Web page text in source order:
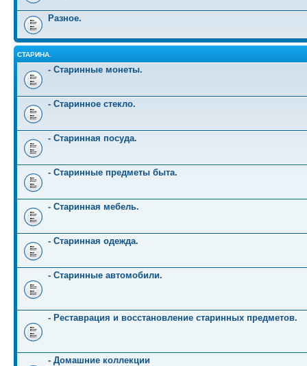
Разное.
СТАРИНА.
- Старинные монеты.
- Старинное стекло.
- Старинная посуда.
- Старинные предметы быта.
- Старинная мебель.
- Старинная одежда.
- Старинные автомобили.
- Реставрация и восстановление старинных предметов.
- Домашние коллекции